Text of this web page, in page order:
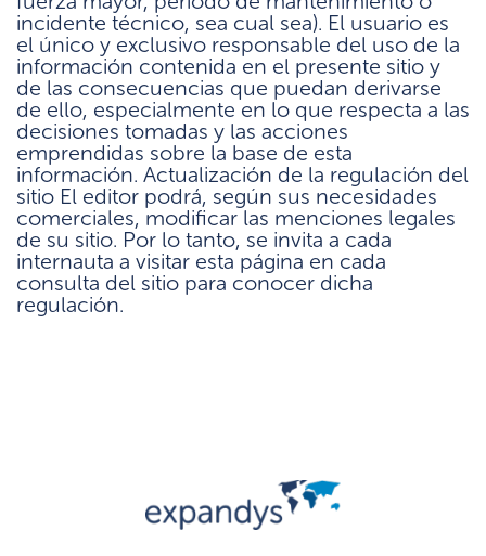
incidente técnico, sea cual sea). El usuario es
el único y exclusivo responsable del uso de la
información contenida en el presente sitio y
de las consecuencias que puedan derivarse
de ello, especialmente en lo que respecta a las
decisiones tomadas y las acciones
emprendidas sobre la base de esta
información. Actualización de la regulación del
sitio El editor podrá, según sus necesidades
comerciales, modificar las menciones legales
de su sitio. Por lo tanto, se invita a cada
internauta a visitar esta página en cada
consulta del sitio para conocer dicha
regulación.